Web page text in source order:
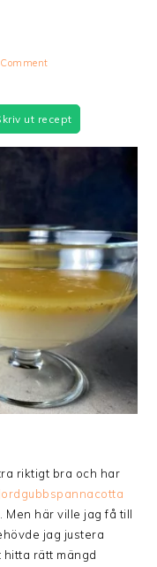
ut recept
riktigt bra och har
Jordgubbspannacotta
Men här ville jag få till
jag justera
rätt mängd